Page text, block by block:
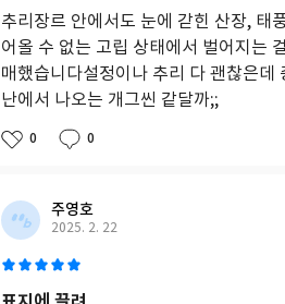
추리장르 안에서도 눈에 갇힌 산장, 태
어올 수 없는 고립 상태에서 벌어지는
매했습니다설정이나 추리 다 괜찮은데
난에서 나오는 개그씬 같달까;;
0 0
주영호
2025. 2. 22